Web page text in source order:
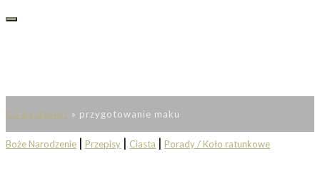
Co na deser? » przygotowanie maku
Boże Narodzenie | Przepisy | Ciasta | Porady / Koło ratunkowe